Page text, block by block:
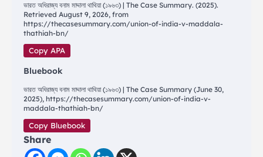
ভারত অধিরাজ্য বনাম মাদ্দালা থাথিয়া (১৯৬৩) | The Case Summary. (2025).
Retrieved August 9, 2026, from
https://thecasesummary.com/union-of-india-v-maddala-
thathiah-bn/
Copy APA
Bluebook
ভারত অধিরাজ্য বনাম মাদ্দালা থাথিয়া (১৯৬৩) | The Case Summary (June 30,
2025), https://thecasesummary.com/union-of-india-v-
maddala-thathiah-bn/
Copy Bluebook
Share